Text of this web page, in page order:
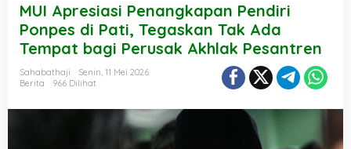
MUI Apresiasi Penangkapan Pendiri
Ponpes di Pati, Tegaskan Tak Ada
Tempat bagi Perusak Akhlak Pesantren
Sahabathaji
Senin, 11 Mei 2026
Berita
966 Dilihat